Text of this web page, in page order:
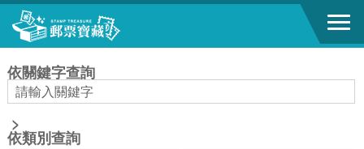
跳到主要內容區塊
依關鍵字查詢
>
依類別查詢